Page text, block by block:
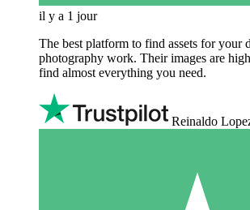
il y a 1 jour
The best platform to find assets for your
photography work. Their images are
find almost everything you need.
Reinaldo